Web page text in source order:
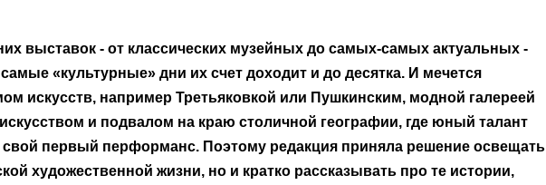
выставок - от классических музейных до самых-самых актуальных -
«культурные» дни их счет доходит и до десятка. И мечется
искусств, например Третьяковкой или Пушкинским, модной галереей
и подвалом на краю столичной географии, где юный талант
первый перформанс. Поэтому редакция приняла решение освещать
художественной жизни, но и кратко рассказывать про те истории,